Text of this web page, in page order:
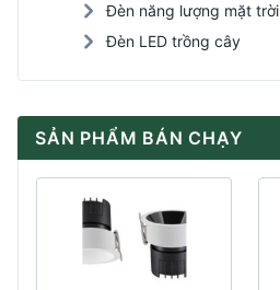
Đèn năng lượng mặt trời
Đèn LED trồng cây
SẢN PHẨM BÁN CHẠY